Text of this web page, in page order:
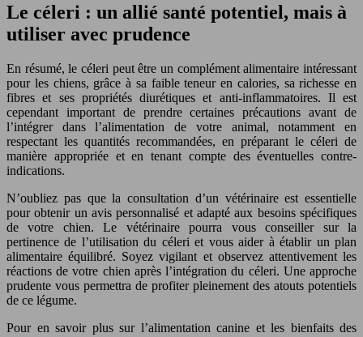
Le céleri : un allié santé potentiel, mais à
utiliser avec prudence
En résumé, le céleri peut être un complément alimentaire intéressant
pour les chiens, grâce à sa faible teneur en calories, sa richesse en
fibres et ses propriétés diurétiques et anti-inflammatoires. Il est
cependant important de prendre certaines précautions avant de
l’intégrer dans l’alimentation de votre animal, notamment en
respectant les quantités recommandées, en préparant le céleri de
manière appropriée et en tenant compte des éventuelles contre-
indications.
N’oubliez pas que la consultation d’un vétérinaire est essentielle
pour obtenir un avis personnalisé et adapté aux besoins spécifiques
de votre chien. Le vétérinaire pourra vous conseiller sur la
pertinence de l’utilisation du céleri et vous aider à établir un plan
alimentaire équilibré. Soyez vigilant et observez attentivement les
réactions de votre chien après l’intégration du céleri. Une approche
prudente vous permettra de profiter pleinement des atouts potentiels
de ce légume.
Pour en savoir plus sur l’alimentation canine et les bienfaits des